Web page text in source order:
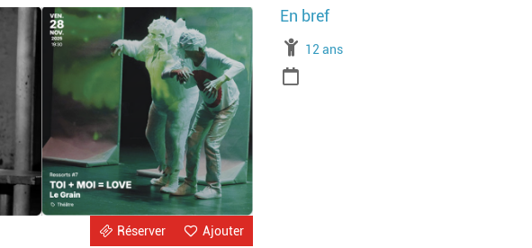
Image
Ajouter
Réserver
À partir de
12 ans